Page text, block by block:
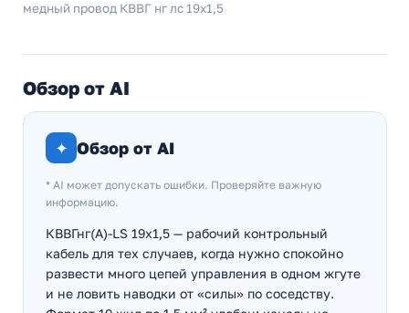
медный провод КВВГ нг лс 19x1,5
Обзор от AI
✦ Обзор от AI
* AI может допускать ошибки. Проверяйте важную
информацию.
КВВГнг(А)-LS 19х1,5 — рабочий контрольный
кабель для тех случаев, когда нужно спокойно
развести много цепей управления в одном жгуте
и не ловить наводки от «силы» по соседству.